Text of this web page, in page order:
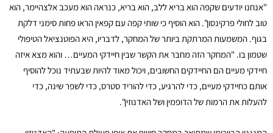
"אנחנו יודעים שקפה הוא בריא ללב, הוא בריא, כנראה הוא מעכב אלצהיימר, הוא
טוב לחולי פרקינסון". הוא הוסיף כי שותי קפה עם קפאין הראו פחות סימני דלקת
בגוף. המשמעות המרתקת ביותר של המחקר, לדבריו, היא הפוטנציאל הטיפולי
שטמון בו. "המחקר הזה מחבר את הקשר שבין חיידקי המעיים… והוא מצא איזה
חיידקי מעיים הם החיידקים החשובים, ויכול מאוד להיות שבעתיד נוכל להוסיף
אותם כחיידקי מעיים, כדי להרגיע, כדי להוריד סטרס, כדי לשפר שינה, כדי
להעלות את הרמות של הדופמין ושל האדנוזין".